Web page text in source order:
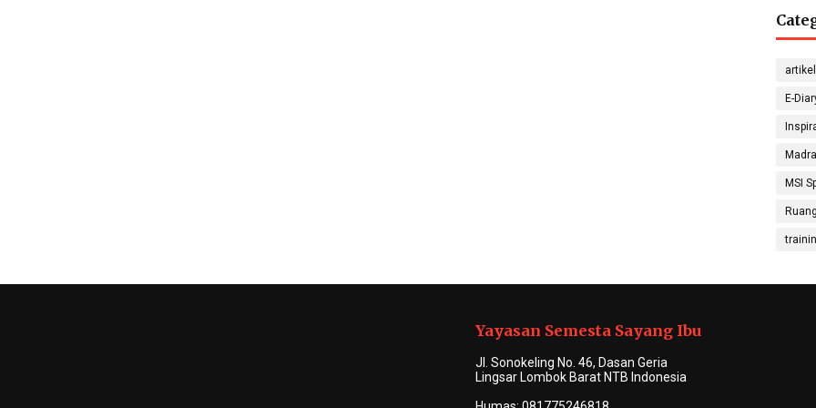
Math
artikel
E-
MSI
Yayasan Semesta Sayang Ibu
Jl. Sonokeling No. 46, Dasan Geria
Lingsar Lombok Barat NTB Indonesia